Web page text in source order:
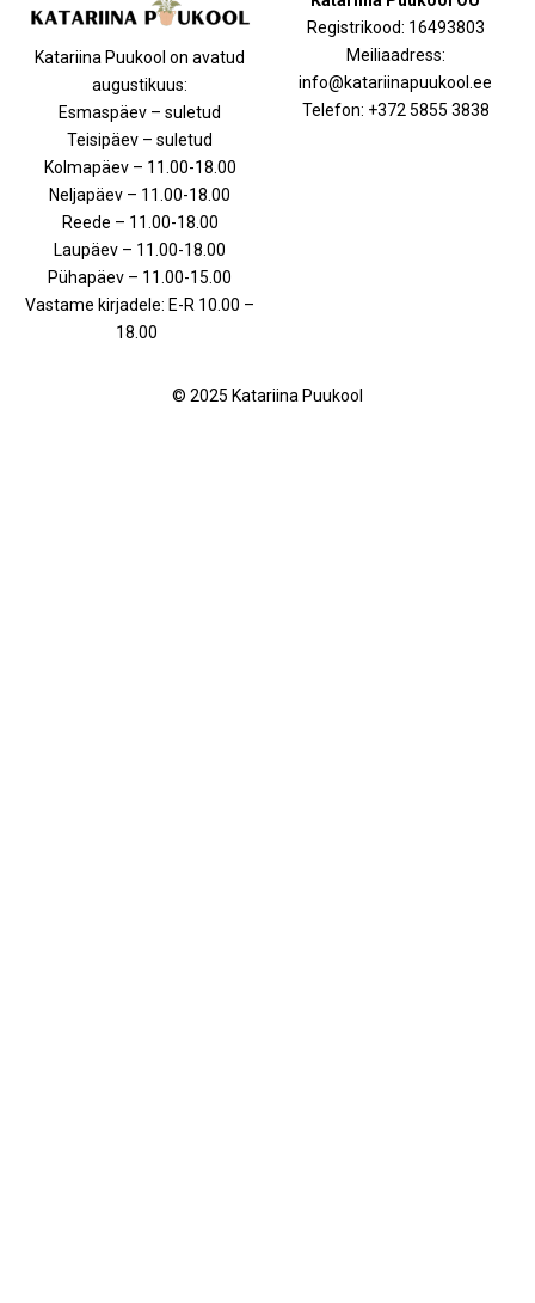
Katariina Puukool on avatud
augustikuus:
Esmaspäev – suletud
Teisipäev – suletud
Kolmapäev – 11.00-18.00
Neljapäev – 11.00-18.00
Reede – 11.00-18.00
Laupäev – 11.00-18.00
Pühapäev – 11.00-15.00
Vastame kirjadele: E-R 10.00 –
18.00
Registrikood: 16493803
Meiliaadress:
info@katariinapuukool.ee
Telefon: +372 5855 3838
© 2025 Katariina Puukool